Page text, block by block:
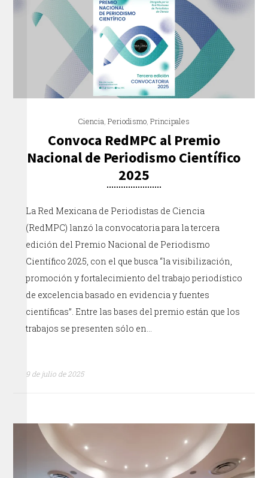
Ciencia,Periodismo,Principales
Convoca RedMPC al Premio
Nacional de Periodismo Científico
2025
La Red Mexicana de Periodistas de Ciencia
(RedMPC) lanzó la convocatoria para la tercera
edición del Premio Nacional de Periodismo
Científico 2025, con el que busca “la visibilización,
promoción y fortalecimiento del trabajo periodístico
de excelencia basado en evidencia y fuentes
científicas”. Entre las bases del premio están que los
trabajos se presenten sólo en…
9 de julio de 2025